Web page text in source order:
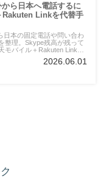
ら日本へ電話するに
Rakuten Linkを代替手
日本の固定電話や問い合わ
整理。Skype残高が残って
モバイル＋Rakuten Link、
円の使い分け、注意点を
す。
2026.06.01